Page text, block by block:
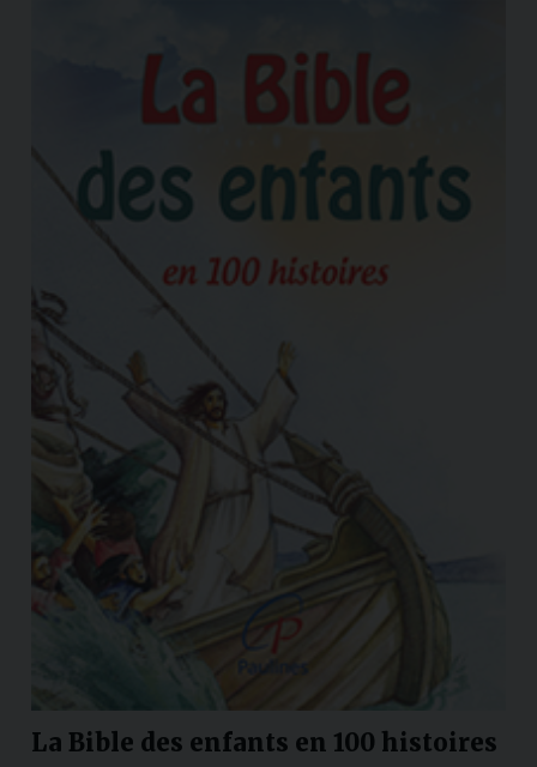
La Bible des enfants en 100 histoires